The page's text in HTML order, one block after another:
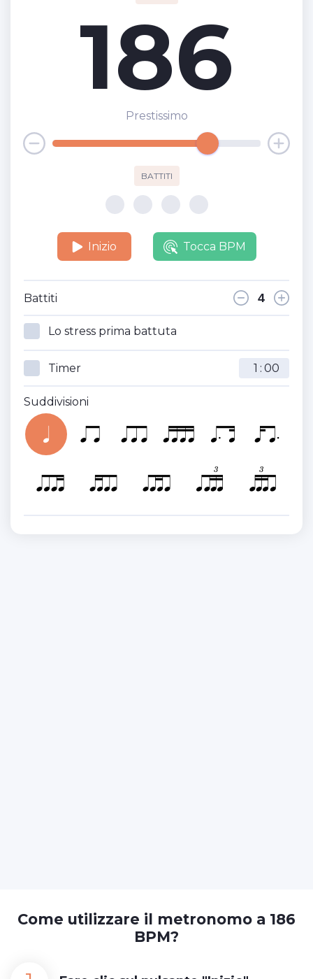
186
Prestissimo
BATTITI
Inizio Tocca BPM
Battiti
Lo stress prima battuta
Timer :
Suddivisioni
Come utilizzare il metronomo a 186
BPM?